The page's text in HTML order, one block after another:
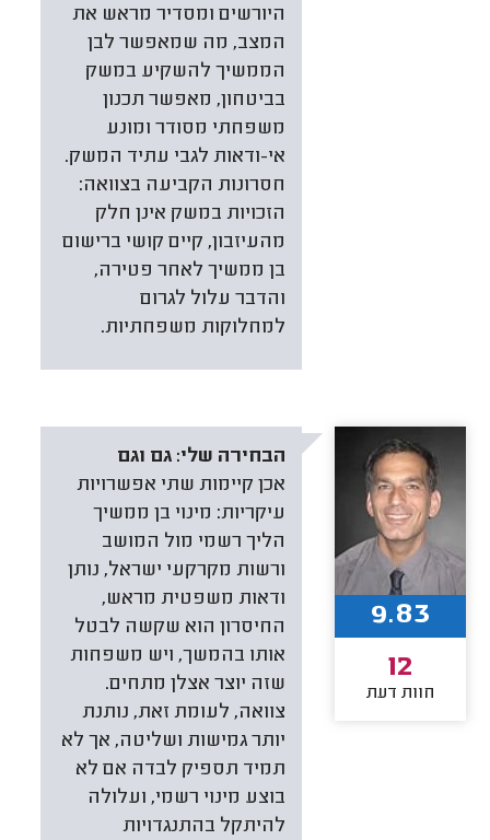
היורשים ומסדיר מראש את
המצב, מה שמאפשר לבן
הממשיך להשקיע במשק
בביטחון, מאפשר תכנון
משפחתי מסודר ומונע
אי-ודאות לגבי עתיד המשק.
חסרונות הקביעה בצוואה:
הזכויות במשק אינן חלק
מהעיזבון, קיים קושי ברישום
בן ממשיך לאחר פטירה,
והדבר עלול לגרום
למחלוקות משפחתיות.
הבחירה שלי: גם וגם
אכן קיימות שתי אפשרויות
עיקריות: מינוי בן ממשיך
הליך רשמי מול המושב
ורשות מקרקעי ישראל, נותן
ודאות משפטית מראש,
החיסרון הוא שקשה לבטל
אותו בהמשך, ויש משפחות
שזה יוצר אצלן מתחים.
צוואה, לעומת זאת, נותנת
יותר גמישות ושליטה, אך לא
תמיד תספיק לבדה אם לא
בוצע מינוי רשמי, ועלולה
להיתקל בהתנגדויות
9.83
12
חוות דעת